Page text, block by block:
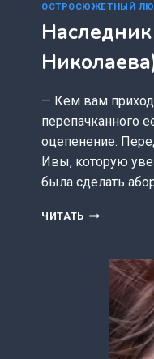
ОСТРОСЮЖЕТНЫЙ
— Кем вам
перепачканного
оцепенение.
Ивы, которую
была сделать
ЧИТАТЬ НАСЛЕДНИК
(ЕЛЕНА